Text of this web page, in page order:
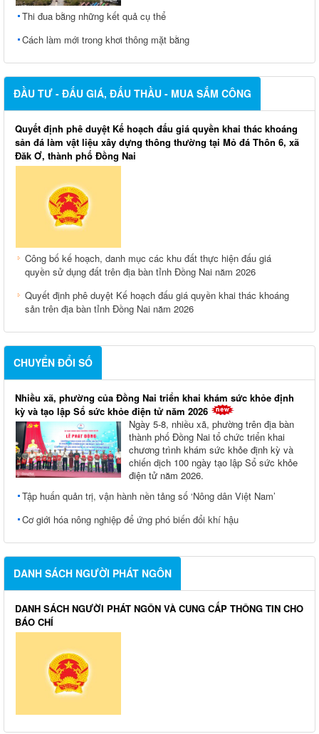
Thi đua bằng những kết quả cụ thể
Cách làm mới trong khơi thông mặt bằng
ĐẦU TƯ - ĐẤU GIÁ, ĐẤU THẦU - MUA SẮM CÔNG
Quyết định phê duyệt Kế hoạch đấu giá quyền khai thác khoáng
sản đá làm vật liệu xây dựng thông thường tại Mỏ đá Thôn 6, xã
Đăk Ơ, thành phố Đồng Nai
Công bố kế hoạch, danh mục các khu đất thực hiện đấu giá
quyền sử dụng đất trên địa bàn tỉnh Đồng Nai năm 2026
Quyết định phê duyệt Kế hoạch đấu giá quyền khai thác khoáng
sản trên địa bàn tỉnh Đồng Nai năm 2026
CHUYỂN ĐỔI SỐ
Nhiều xã, phường của Đồng Nai triển khai khám sức khỏe định
kỳ và tạo lập Sổ sức khỏe điện tử năm 2026
Ngày 5-8, nhiều xã, phường trên địa bàn
thành phố Đồng Nai tổ chức triển khai
chương trình khám sức khỏe định kỳ và
chiến dịch 100 ngày tạo lập Sổ sức khỏe
điện tử năm 2026.
Tập huấn quản trị, vận hành nền tảng số ‘Nông dân Việt Nam’
Cơ giới hóa nông nghiệp để ứng phó biến đổi khí hậu
DANH SÁCH NGƯỜI PHÁT NGÔN
DANH SÁCH NGƯỜI PHÁT NGÔN VÀ CUNG CẤP THÔNG TIN CHO
BÁO CHÍ